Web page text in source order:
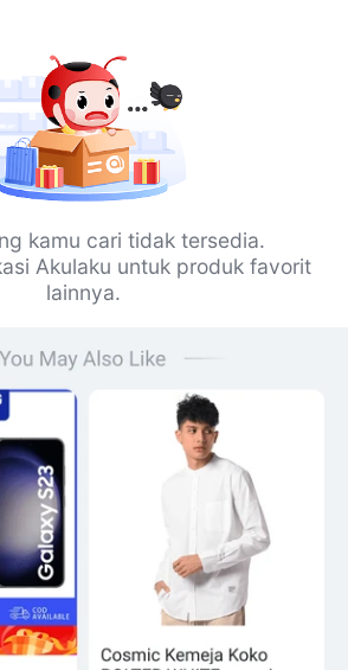
kamu cari tidak tersedia.
Akulaku untuk produk favorit
lainnya.